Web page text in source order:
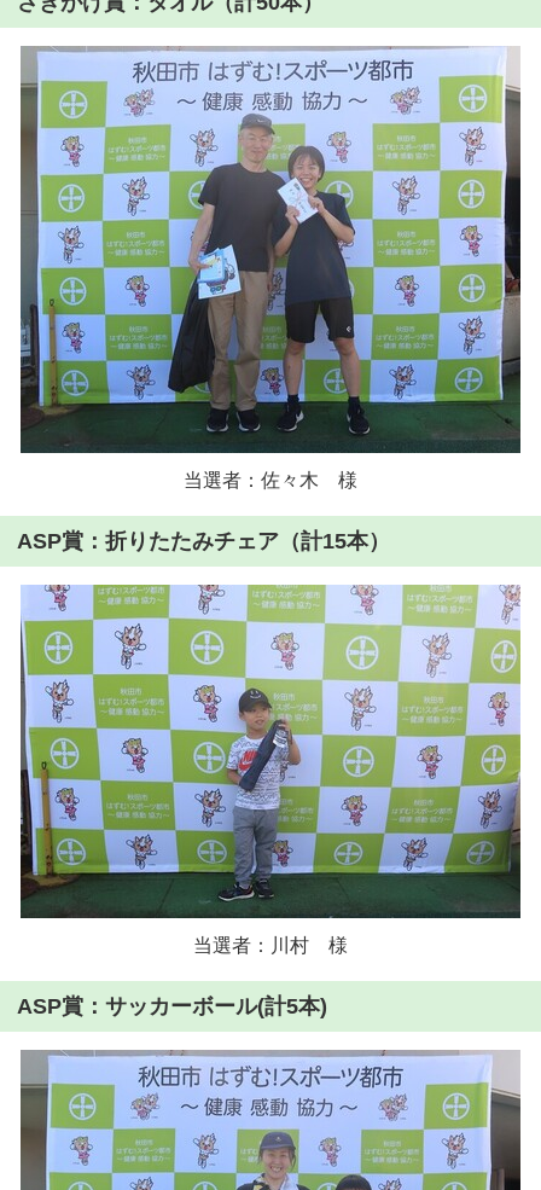
当選者：佐々木 様
ASP賞：折りたたみチェア（計15本）
当選者：川村 様
ASP賞：サッカーボール(計5本)